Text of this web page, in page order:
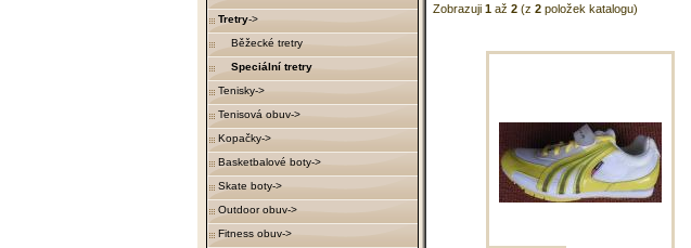
Tretry->
Běžecké tretry
Speciální tretry
Tenisky->
Tenisová obuv->
Kopačky->
Basketbalové boty->
Skate boty->
Outdoor obuv->
Fitness obuv->
Zobrazuji 1 až 2 (z 2 položek katalogu)